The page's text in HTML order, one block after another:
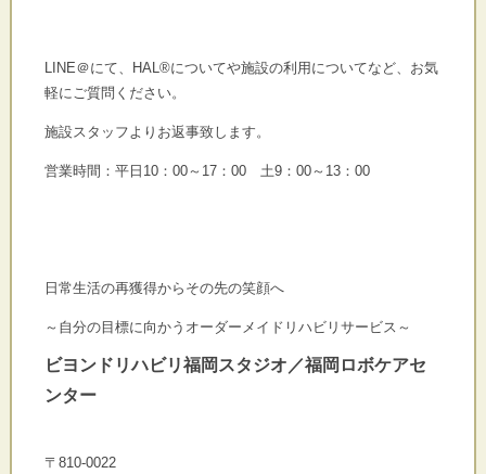
LINE＠にて、HAL®についてや施設の利用についてなど、お気
軽にご質問ください。
施設スタッフよりお返事致します。
営業時間：平日10：00～17：00 土9：00～13：00
日常生活の再獲得からその先の笑顔へ
～自分の目標に向かうオーダーメイドリハビリサービス～
ビヨンドリハビリ福岡スタジオ／福岡ロボケアセ
ンター
〒810-0022